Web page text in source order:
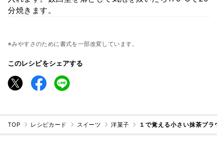
分焼きます。
※みやすさのために書式を一部改変しています。
このレシピをシェアする
TOP レシピカード スイーツ 洋菓子 １で覚える小さい抹茶ブ